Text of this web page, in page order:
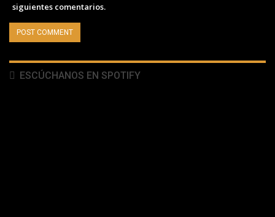
siguientes comentarios.
ESCÚCHANOS EN SPOTIFY